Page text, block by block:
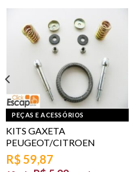
PEÇAS E ACESSÓRIOS
KITS GAXETA
PEUGEOT/CITROEN
R$ 59,87